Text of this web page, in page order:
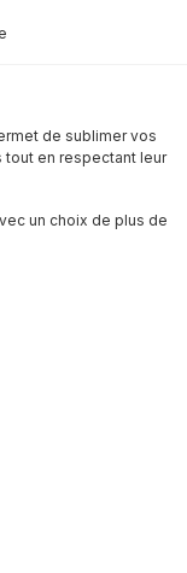
de sublimer vos
en respectant leur
un choix de plus de